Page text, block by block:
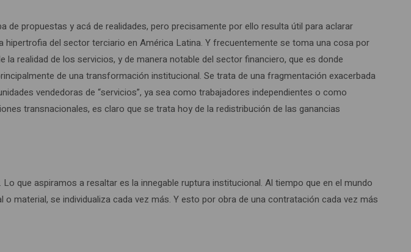
propuestas y acá de realidades, pero precisamente por ello resulta útil para aclarar
del sector terciario en América Latina. Y frecuentemente se toma una cosa por
realidad de los servicios, y de manera notable del sector financiero, que es donde
de una transformación institucional. Se trata de una fragmentación exacerbada
vendedoras de “servicios”, ya sea como trabajadores independientes o como
transnacionales, es claro que se trata hoy de la redistribución de las ganancias
que aspiramos a resaltar es la innegable ruptura institucional. Al tiempo que en el mundo
material, se individualiza cada vez más. Y esto por obra de una contratación cada vez más